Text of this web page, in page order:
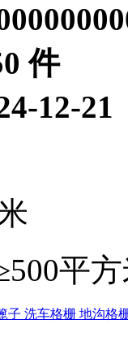
件
12-21
平
子 洗车格栅 地沟格